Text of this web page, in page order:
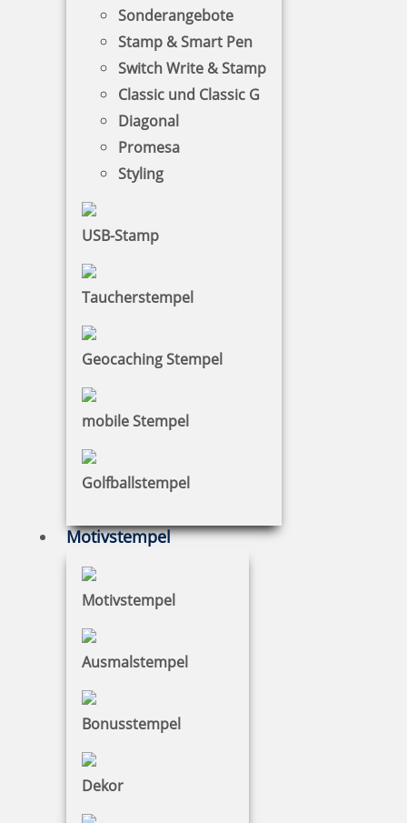
Sonderangebote
Stamp & Smart Pen
Switch Write & Stamp
Classic und Classic G
Diagonal
Promesa
Styling
USB-Stamp
Taucherstempel
Geocaching Stempel
mobile Stempel
Golfballstempel
Motivstempel
Motivstempel
Ausmalstempel
Bonusstempel
Dekor